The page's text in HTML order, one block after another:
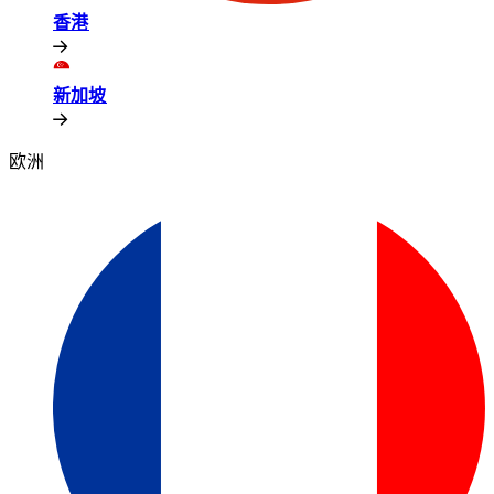
香港​​
新加坡​​
欧洲​​